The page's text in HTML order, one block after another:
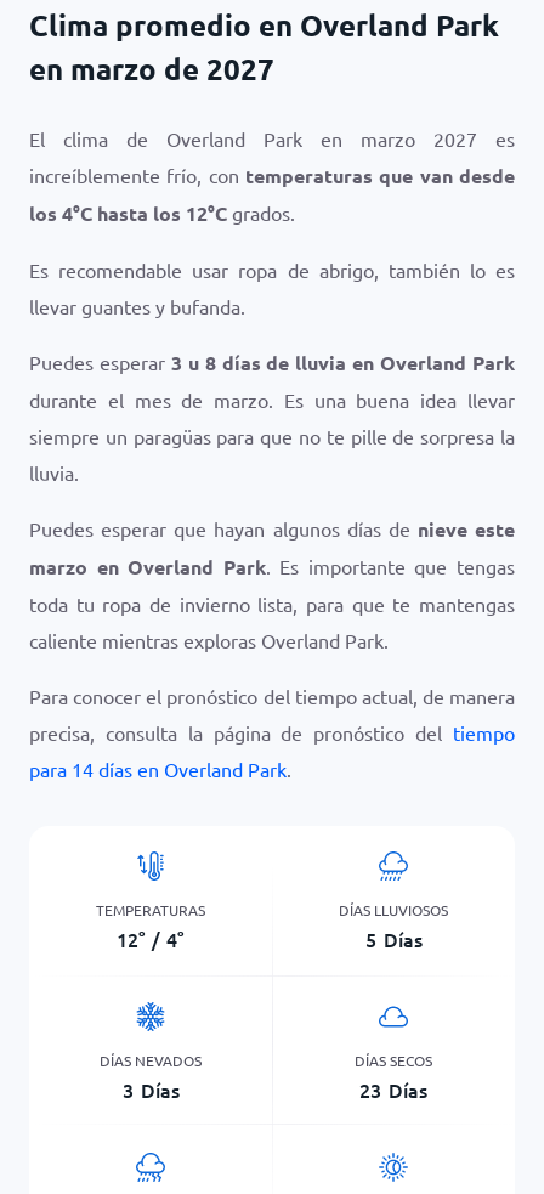
Clima promedio en Overland Park
en marzo de 2027
El clima de Overland Park en marzo 2027 es
increíblemente frío, con temperaturas que van desde
los 4°C hasta los 12°C grados.
Es recomendable usar ropa de abrigo, también lo es
llevar guantes y bufanda.
Puedes esperar 3 u 8 días de lluvia en Overland Park
durante el mes de marzo. Es una buena idea llevar
siempre un paragüas para que no te pille de sorpresa la
lluvia.
Puedes esperar que hayan algunos días de nieve este
marzo en Overland Park. Es importante que tengas
toda tu ropa de invierno lista, para que te mantengas
caliente mientras exploras Overland Park.
Para conocer el pronóstico del tiempo actual, de manera
precisa, consulta la página de pronóstico del tiempo
para 14 días en Overland Park.
TEMPERATURAS
12° / 4°
DÍAS LLUVIOSOS
5 Días
DÍAS NEVADOS
3 Días
DÍAS SECOS
23 Días